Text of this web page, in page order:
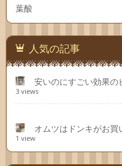
葉酸
人気の記事
安いのにすごい効果の
3 views
オムツはドンキがお買
1 view